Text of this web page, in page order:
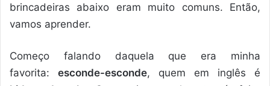
brincadeiras abaixo eram muito comuns. Então,
vamos aprender.
Começo falando daquela que era minha
favorita: esconde-esconde, quem em inglês é